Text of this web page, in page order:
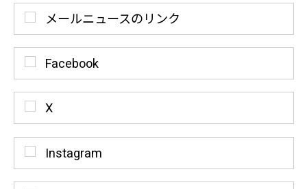
メールニュースのリンク
Facebook
X
Instagram